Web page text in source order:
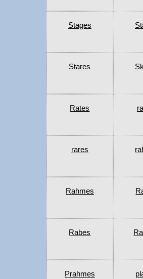
Stages
Stares
Rates
rares
Rahmes
Rabes
Prahmes